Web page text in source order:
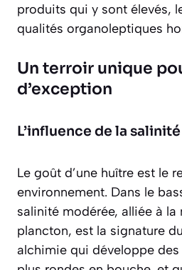
produits qui y sont élevés,
qualités organoleptiques
Un terroir unique
d’exception
L’influence de la
Le goût d’une huître est le
environnement. Dans le
salinité modérée, alliée à
plancton, est la signature
alchimie qui développe